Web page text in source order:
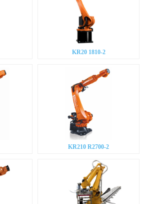
KR20 1810-2
KR210 R2700-2